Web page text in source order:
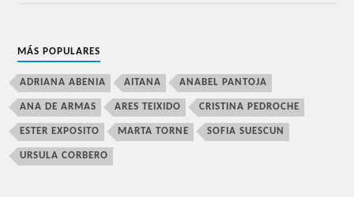
MÁS POPULARES
ADRIANA ABENIA AITANA ANABEL PANTOJA
ANA DE ARMAS ARES TEIXIDO CRISTINA PEDROCHE
ESTER EXPOSITO MARTA TORNE SOFIA SUESCUN
URSULA CORBERO